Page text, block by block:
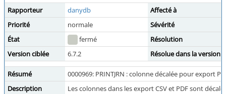
Rapporteur danydb Affecté à
Priorité
normale Sévérité
État
fermé Résolution
Version ciblée
6.7.2 Résolue dans la version
Résumé
0000969: PRINTJRN : colonne décalée pour export
Description
Les colonnes dans les export CSV et PDF sont